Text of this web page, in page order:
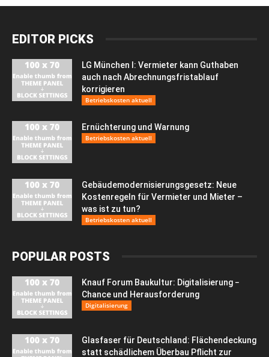
EDITOR PICKS
LG München I: Vermieter kann Guthaben
auch nach Abrechnungsfristablauf
korrigieren
Betriebskosten aktuell
Ernüchterung und Warnung
Betriebskosten aktuell
Gebäudemodernisierungsgesetz: Neue
Kostenregeln für Vermieter und Mieter –
was ist zu tun?
Betriebskosten aktuell
POPULAR POSTS
Knauf Forum Baukultur: Digitalisierung −
Chance und Herausforderung
Digitalisierung
Glasfaser für Deutschland: Flächendeckung
statt schädlichem Überbau Pflicht zur